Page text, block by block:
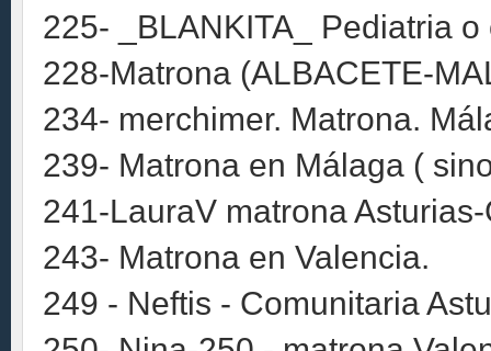
225- _BLANKITA_ Pediatria
228-Matrona (ALBACETE-
234- merchimer. Matrona.
239- Matrona en Málaga (
241-LauraV matrona
243- Matrona en Valencia.
249 - Neftis - Comunitaria